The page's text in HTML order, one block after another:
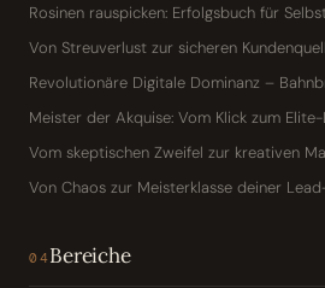
Rosinen rauspicken: Erfolgsbuch für
Von Streuverlust zur sicheren
Revolutionäre Digitale Dominanz –
Meister der Akquise: Vom Klick zum
Vom skeptischen Zweifel zur kreativen
Von Chaos zur Meisterklasse deiner
04Bereiche